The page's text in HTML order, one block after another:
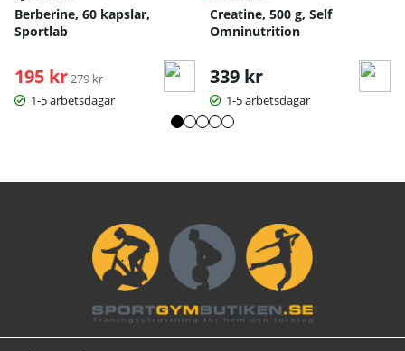
Berberine, 60 kapslar,
Sportlab
195 kr Ordinarie pris:
279 kr
1-5 arbetsdagar
Creatine, 500 g, Self
Omninutrition
339 kr
1-5 arbetsdagar